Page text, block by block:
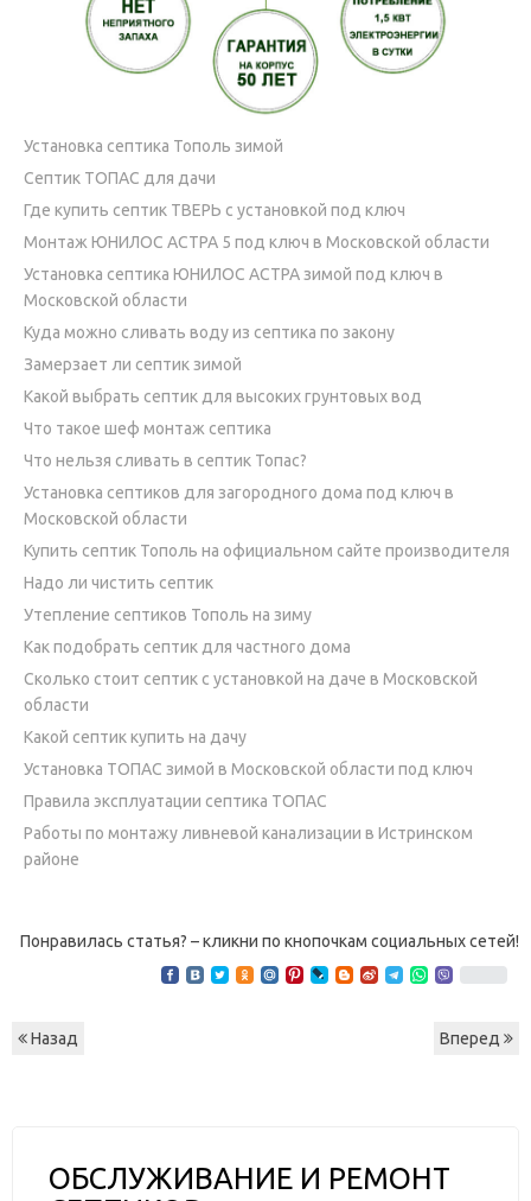
Установка септика Тополь зимой
Септик ТОПАС для дачи
Где купить септик ТВЕРЬ с установкой под ключ
Монтаж ЮНИЛОС АСТРА 5 под ключ в Московской области
Установка септика ЮНИЛОС АСТРА зимой под ключ в
Московской области
Куда можно сливать воду из септика по закону
Замерзает ли септик зимой
Какой выбрать септик для высоких грунтовых вод
Что такое шеф монтаж септика
Что нельзя сливать в септик Топас?
Установка септиков для загородного дома под ключ в
Московской области
Купить септик Тополь на официальном сайте производителя
Надо ли чистить септик
Утепление септиков Тополь на зиму
Как подобрать септик для частного дома
Сколько стоит септик с установкой на даче в Московской
области
Какой септик купить на дачу
Установка ТОПАС зимой в Московской области под ключ
Правила эксплуатации септика ТОПАС
Работы по монтажу ливневой канализации в Истринском
районе
Понравилась статья? – кликни по кнопочкам социальных сетей!
Назад Вперед
ОБСЛУЖИВАНИЕ И РЕМОНТ